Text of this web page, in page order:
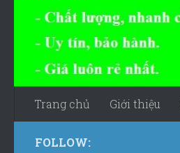
Trang chủ Giới thiệu
FOLLOW: